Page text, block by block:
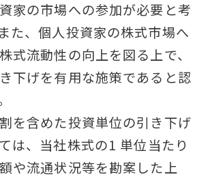
家の市場への参加が必要と考
た、個人投資家の株式市場へ
式流動性の向上を図る上で、
下げを有用な施策であると認
を含めた投資単位の引き下げ
は、当社株式の1 単位当たり
や流通状況等を勘案した上